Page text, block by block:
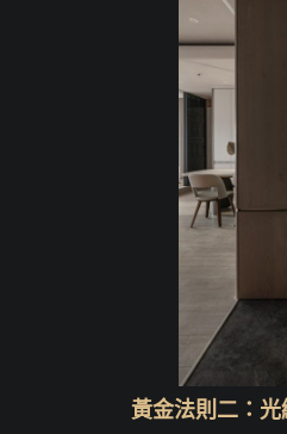
黃金法則二：